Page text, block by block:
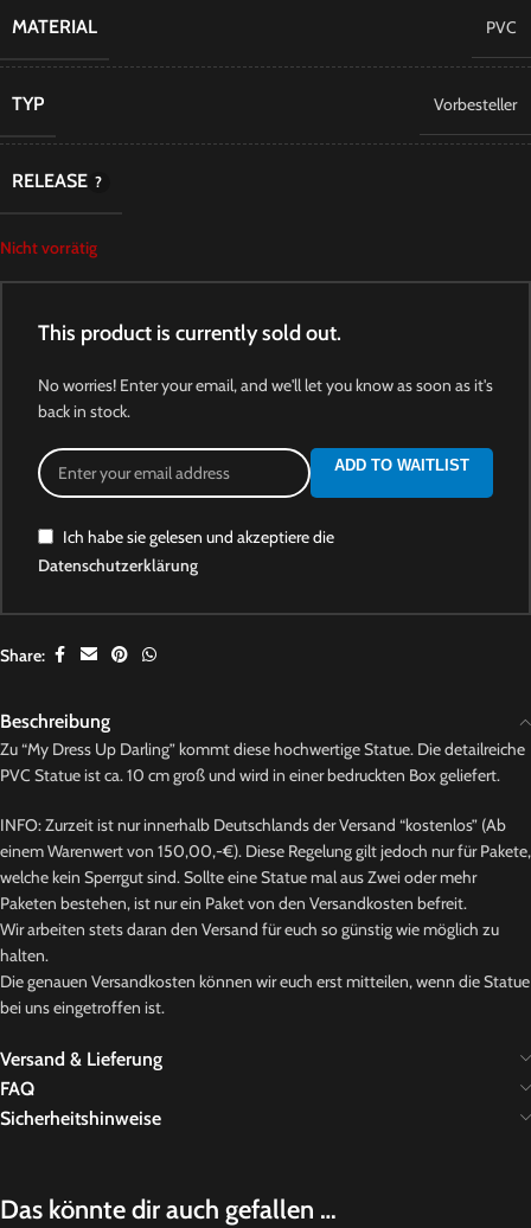
MATERIAL PVC
TYP Vorbesteller
RELEASE
Nicht vorrätig
This product is currently sold out.
No worries! Enter your email, and we'll let you know as soon as it's
back in stock.
ADD TO WAITLIST
Ich habe sie gelesen und akzeptiere die
Datenschutzerklärung
Share:
Beschreibung
Zu “My Dress Up Darling” kommt diese hochwertige Statue. Die detailreiche
PVC Statue ist ca. 10 cm groß und wird in einer bedruckten Box geliefert.
INFO: Zurzeit ist nur innerhalb Deutschlands der Versand “kostenlos” (Ab
einem Warenwert von 150,00,-€). Diese Regelung gilt jedoch nur für Pakete,
welche kein Sperrgut sind. Sollte eine Statue mal aus Zwei oder mehr
Paketen bestehen, ist nur ein Paket von den Versandkosten befreit.
Wir arbeiten stets daran den Versand für euch so günstig wie möglich zu
halten.
Die genauen Versandkosten können wir euch erst mitteilen, wenn die Statue
bei uns eingetroffen ist.
Versand & Lieferung
FAQ
Sicherheitshinweise
Das könnte dir auch gefallen …